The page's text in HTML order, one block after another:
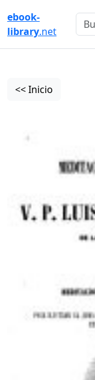
ebook-
library.net
<< Inicio